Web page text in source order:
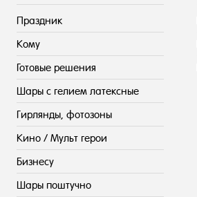
Праздник
Кому
Готовые решения
Шары с гелием латексные
Гирлянды, фотозоны
Кино / Мульт герои
Бизнесу
Шары поштучно